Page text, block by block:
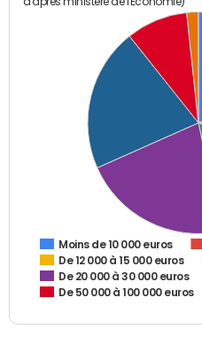
Moins de 10 000 euros
De 12 000 à 15 000 euros
De 20 000 à 30 000 euros
De 50 000 à 100 000 euros